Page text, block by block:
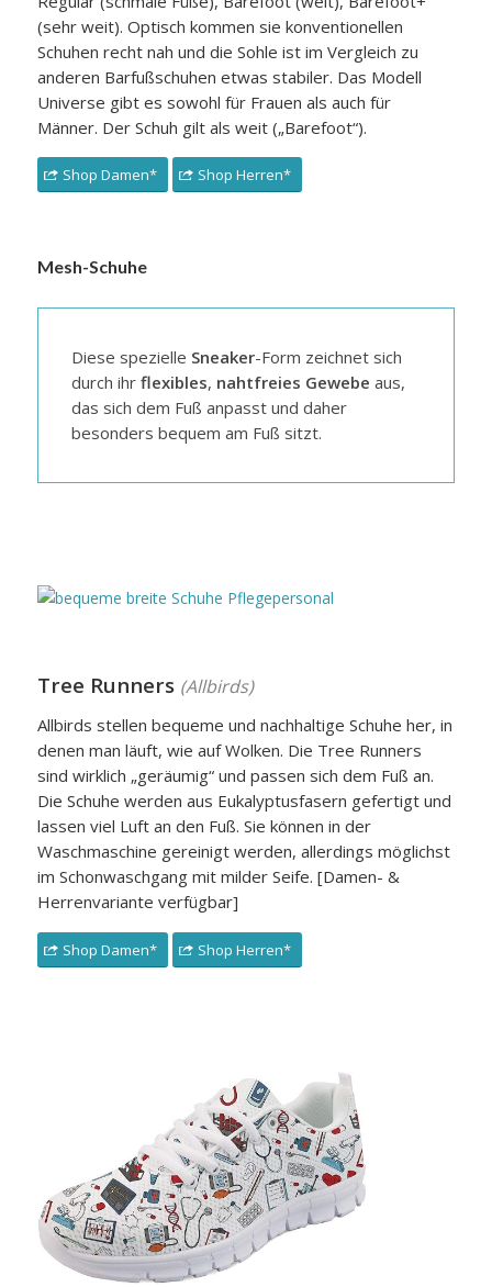
(sehr weit). Optisch kommen sie konventionellen
Schuhen recht nah und die Sohle ist im Vergleich zu
anderen Barfußschuhen etwas stabiler. Das Modell
Universe gibt es sowohl für Frauen als auch für
Männer. Der Schuh gilt als weit („Barefoot“).
Shop Damen* Shop Herren*
Mesh-Schuhe
Diese spezielle Sneaker-Form zeichnet sich
durch ihr flexibles, nahtfreies Gewebe aus,
das sich dem Fuß anpasst und daher
besonders bequem am Fuß sitzt.
Tree Runners (Allbirds)
Allbirds stellen bequeme und nachhaltige Schuhe her, in
denen man läuft, wie auf Wolken. Die Tree Runners
sind wirklich „geräumig“ und passen sich dem Fuß an.
Die Schuhe werden aus Eukalyptusfasern gefertigt und
lassen viel Luft an den Fuß. Sie können in der
Waschmaschine gereinigt werden, allerdings möglichst
im Schonwaschgang mit milder Seife. [Damen- &
Herrenvariante verfügbar]
Shop Damen* Shop Herren*